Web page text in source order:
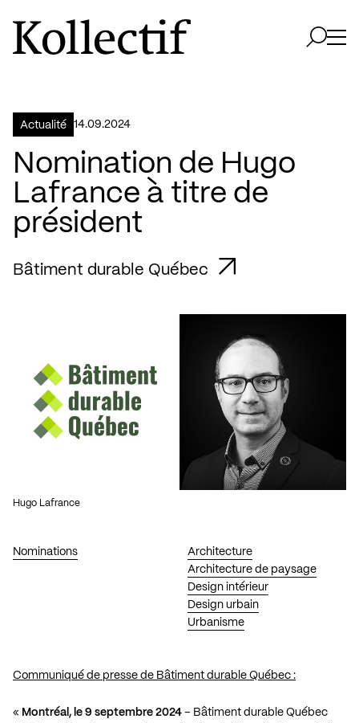
Aller à la page d'accueil
Logo Kollectif
Actualité 14.09.2024
Nomination de Hugo
Lafrance à titre de
président
Bâtiment durable Québec
Nominations
Architecture
Architecture de paysage
Design intérieur
Design urbain
Urbanisme
Hugo Lafrance
Communiqué de presse de Bâtiment durable Québec :
« Montréal, le 9 septembre 2024 – Bâtiment durable Québec